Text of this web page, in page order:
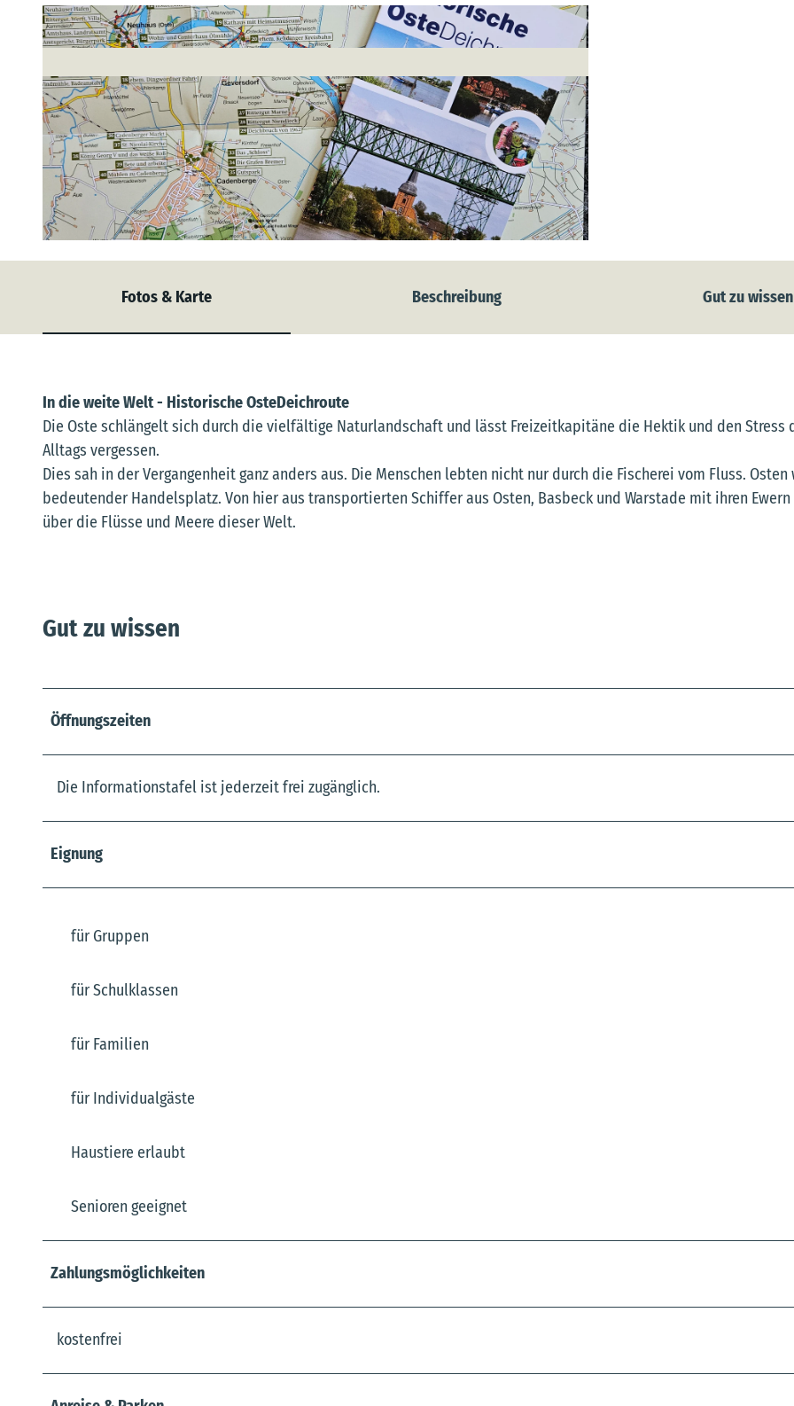
Fotos & Karte Beschreibung Gut zu wissen
In die weite Welt - Historische OsteDeichroute
Die Oste schlängelt sich durch die vielfältige Naturlandschaft und lässt Freizeitkapitäne die Hektik und den Stress
Alltags vergessen.
Dies sah in der Vergangenheit ganz anders aus. Die Menschen lebten nicht nur durch die Fischerei vom Fluss. Osten
bedeutender Handelsplatz. Von hier aus transportierten Schiffer aus Osten, Basbeck und Warstade mit ihren Ewern
über die Flüsse und Meere dieser Welt.
Gut zu wissen
Öffnungszeiten
Die Informationstafel ist jederzeit frei zugänglich.
Eignung
für Gruppen
für Schulklassen
für Familien
für Individualgäste
Haustiere erlaubt
Senioren geeignet
Zahlungsmöglichkeiten
kostenfrei